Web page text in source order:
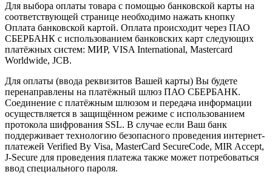
Для выбора оплаты товара с помощью банковской карты на
соответствующей странице необходимо нажать кнопку
Оплата банковской картой. Оплата происходит через ПАО
СБЕРБАНК с использованием банковских карт следующих
платёжных систем: МИР, VISA International, Mastercard
Worldwide, JCB.
Для оплаты (ввода реквизитов Вашей карты) Вы будете
перенаправлены на платёжный шлюз ПАО СБЕРБАНК.
Соединение с платёжным шлюзом и передача информации
осуществляется в защищённом режиме с использованием
протокола шифрования SSL. В случае если Ваш банк
поддерживает технологию безопасного проведения интернет-
платежей Verified By Visa, MasterCard SecureCode, MIR Accept,
J-Secure для проведения платежа также может потребоваться
ввод специального пароля.